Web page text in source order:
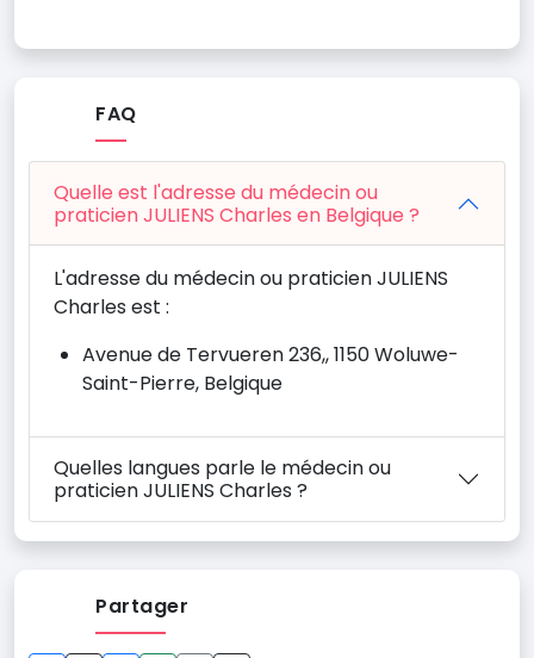
FAQ
Quelle est l'adresse du médecin ou
praticien JULIENS Charles en Belgique ?
L'adresse du médecin ou praticien JULIENS
Charles est :
Avenue de Tervueren 236,, 1150 Woluwe-
Saint-Pierre, Belgique
Quelles langues parle le médecin ou
praticien JULIENS Charles ?
Partager